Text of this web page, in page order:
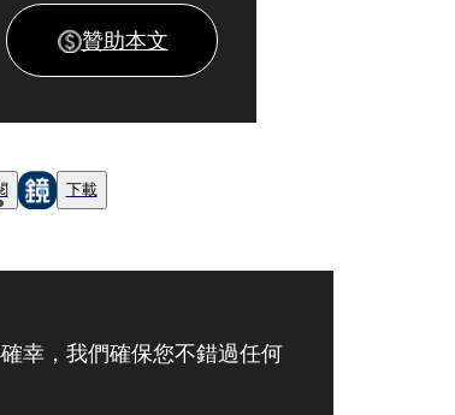
贊助本文
下載
幸，我們確保您不錯過任何